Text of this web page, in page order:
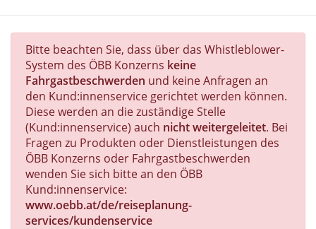
Bitte beachten Sie, dass über das Whistleblower-
System des ÖBB Konzerns keine
Fahrgastbeschwerden und keine Anfragen an
den Kund:innenservice gerichtet werden können.
Diese werden an die zuständige Stelle
(Kund:innenservice) auch nicht weitergeleitet. Bei
Fragen zu Produkten oder Dienstleistungen des
ÖBB Konzerns oder Fahrgastbeschwerden
wenden Sie sich bitte an den ÖBB
Kund:innenservice:
www.oebb.at/de/reiseplanung-
services/kundenservice